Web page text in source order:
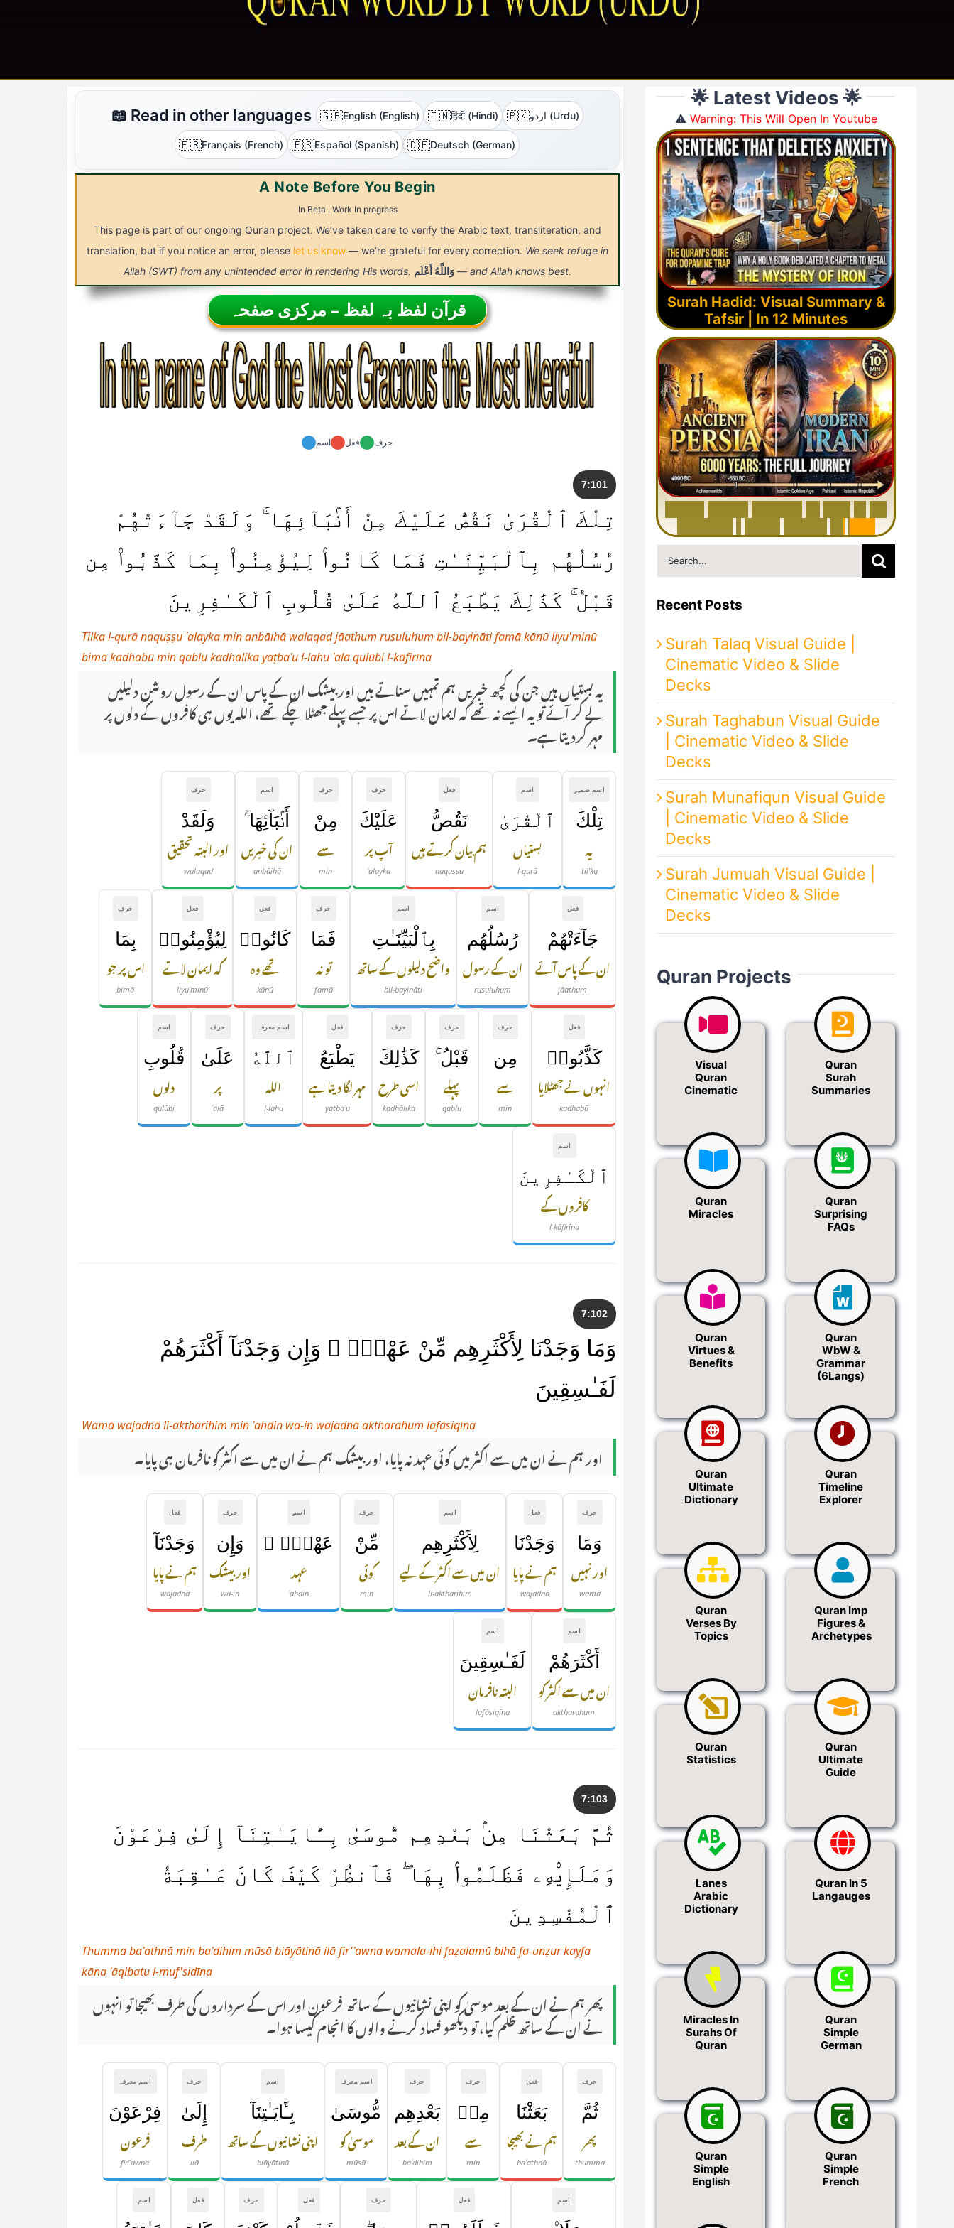
📖 Read in other languages 🇬🇧English (English) 🇮🇳हिंदी (Hindi) 🇵🇰 اردو (Urdu)
🇫🇷Français (French) 🇪🇸Español (Spanish) 🇩🇪Deutsch (German)
A Note Before You Begin
In Beta . Work In progress
This page is part of our ongoing Qur’an project. We’ve taken care to verify the Arabic text, transliteration, and
translation, but if you notice an error, please let us know — we’re grateful for every correction. We seek refuge in
Allah (SWT) from any unintended error in rendering His words.
وَاللَّهُ أَعْلَم — and Allah knows best.
قرآن لفظ بہ لفظ – مرکزی صفحہ
اسم فعل حرف
7:101
تِلْكَ ٱلْقُرَىٰ نَقُصُّ عَلَيْكَ مِنْ أَنۢبَآئِهَا ۚ وَلَقَدْ جَآءَتْهُمْ
رُسُلُهُم بِٱلْبَيِّنَـٰتِ فَمَا كَانُوا۟ لِيُؤْمِنُوا۟ بِمَا كَذَّبُوا۟ مِن
قَبْلُ ۚ كَذَٰلِكَ يَطْبَعُ ٱللَّهُ عَلَىٰ قُلُوبِ ٱلْكَـٰفِرِينَ
Tilka l-qurā naquṣṣu ʿalayka min anbāihā walaqad jāathum rusuluhum bil-bayināti famā kānū liyu'minū
bimā kadhabū min qablu kadhālika yaṭbaʿu l-lahu ʿalā qulūbi l-kāfirīna
یہ بستیاں ہیں جن کی کچھ خبریں ہم تمہیں سناتے ہیں اور بیشک ان کے پاس ان کے رسول روشن دلیلیں
لے کر آئے تو یہ ایسے نہ تھے کہ ایمان لاتے اس پر جسے پہلے جھٹلا چکے تھے، اللہ یوں ہی کافروں کے دلوں پر
مہر کردیتا ہے۔
اسم ضمیر
تِلْكَ
یہ
til'ka
اسم
ٱلْقُرَىٰ
بستیاں
l-qurā
فعل
نَقُصُّ
ہم بیان کرتے ہیں
naquṣṣu
حرف
عَلَيْكَ
آپ پر
ʿalayka
حرف
مِنْ
سے
min
اسم
أَنۢبَآئِهَا ۚ
ان کی خبریں
anbāihā
حرف
وَلَقَدْ
اور البتہ تحقیق
walaqad
فعل
جَآءَتْهُمْ
ان کے پاس آئے
jāathum
اسم
رُسُلُهُم
ان کے رسول
rusuluhum
اسم
بِٱلْبَيِّنَـٰتِ
واضح دلیلوں کے ساتھ
bil-bayināti
حرف
فَمَا
تو نہ
famā
فعل
كَانُوا۟
تھے وہ
kānū
فعل
لِيُؤْمِنُوا۟
کہ ایمان لاتے
liyu'minū
حرف
بِمَا
اس پر جو
bimā
فعل
كَذَّبُوا۟
انہوں نے جھٹلایا
kadhabū
حرف
مِن
سے
min
حرف
قَبْلُ ۚ
پہلے
qablu
حرف
كَذَٰلِكَ
اسی طرح
kadhālika
فعل
يَطْبَعُ
مہر لگا دیتا ہے
yaṭbaʿu
اسم معرفہ
ٱللَّهُ
اللہ
l-lahu
حرف
عَلَىٰ
پر
ʿalā
اسم
قُلُوبِ
دلوں
qulūbi
اسم
ٱلْكَـٰفِرِينَ
کافروں کے
l-kāfirīna
7:102
وَمَا وَجَدْنَا لِأَكْثَرِهِم مِّنْ عَهْدٍۢ ۖ وَإِن وَجَدْنَآ أَكْثَرَهُمْ
لَفَـٰسِقِينَ
Wamā wajadnā li-aktharihim min ʿahdin wa-in wajadnā aktharahum lafāsiqīna
اور ہم نے ان میں سے اکثر میں کوئی عہد نہ پایا، اور بیشک ہم نے ان میں سے اکثر کو نافرمان ہی پایا۔
حرف
وَمَا
اور نہیں
wamā
فعل
وَجَدْنَا
ہم نے پایا
wajadnā
اسم
لِأَكْثَرِهِم
ان میں سے اکثر کے لیے
li-aktharihim
حرف
مِّنْ
کوئی
min
اسم
عَهْدٍۢ ۖ
عہد
ʿahdin
حرف
وَإِن
اور بیشک
wa-in
فعل
وَجَدْنَآ
ہم نے پایا
wajadnā
اسم
أَكْثَرَهُمْ
ان میں سے اکثر کو
aktharahum
اسم
لَفَـٰسِقِينَ
البتہ نافرمان
lafāsiqīna
7:103
ثُمَّ بَعَثْنَا مِنۢ بَعْدِهِم مُّوسَىٰ بِـَٔايَـٰتِنَآ إِلَىٰ فِرْعَوْنَ
وَمَلَإِي۟هِۦ فَظَلَمُوا۟ بِهَا ۖ فَٱنظُرْ كَيْفَ كَانَ عَـٰقِبَةُ
ٱلْمُفْسِدِينَ
Thumma baʿathnā min baʿdihim mūsā biāyātinā ilā fir'ʿawna wamala-ihi faẓalamū bihā fa-unẓur kayfa
kāna ʿāqibatu l-muf'sidīna
پھر ہم نے ان کے بعد موسیٰ کو اپنی نشانیوں کے ساتھ فرعون اور اس کے سرداروں کی طرف بھیجا تو انہوں
نے ان کے ساتھ ظلم کیا، تو دیکھو فساد کرنے والوں کا انجام کیسا ہوا۔
حرف
ثُمَّ
پھر
thumma
فعل
بَعَثْنَا
ہم نے بھیجا
baʿathnā
حرف
مِنۢ
سے
min
حرف
بَعْدِهِم
ان کے بعد
baʿdihim
اسم معرفہ
مُّوسَىٰ
موسیٰ کو
mūsā
اسم
بِـَٔايَـٰتِنَآ
اپنی نشانیوں کے ساتھ
biāyātinā
حرف
إِلَىٰ
طرف
ilā
اسم معرفہ
فِرْعَوْنَ
فرعون
fir'ʿawna
اسم فعل حرف فعل حرف فعل اسم
🌟 Latest Videos 🌟
⚠️Warning: This Will Open In Youtube
Surah Hadid: Visual Summary &
Tafsir | In 12 Minutes
Search
for:
Recent Posts
Surah Talaq Visual Guide |
Cinematic Video & Slide
Decks
Surah Taghabun Visual Guide
| Cinematic Video & Slide
Decks
Surah Munafiqun Visual Guide
| Cinematic Video & Slide
Decks
Surah Jumuah Visual Guide |
Cinematic Video & Slide
Decks
Quran Projects
Visual
Quran
Cinematic
Quran
Surah
Summaries
Quran
Miracles
Quran
Surprising
FAQs
Quran
Virtues &
Benefits
Quran
WbW &
Grammar
(6Langs)
Quran
Ultimate
Dictionary
Quran
Timeline
Explorer
Quran
Verses By
Topics
Quran Imp
Figures &
Archetypes
Quran
Statistics
Quran
Ultimate
Guide
Lanes
Arabic
Dictionary
Quran In 5
Langauges
Miracles In
Surahs Of
Quran
Quran
Simple
German
Quran
Simple
English
Quran
Simple
French